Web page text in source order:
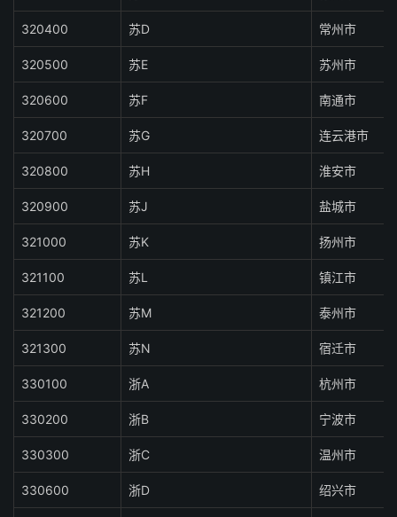
320400 苏D 常州市
320500 苏E 苏州市
320600 苏F 南通市
320700 苏G 连云港市
320800 苏H 淮安市
320900 苏J 盐城市
321000 苏K 扬州市
321100 苏L 镇江市
321200 苏M 泰州市
321300 苏N 宿迁市
330100 浙A 杭州市
330200 浙B 宁波市
330300 浙C 温州市
330600 浙D 绍兴市